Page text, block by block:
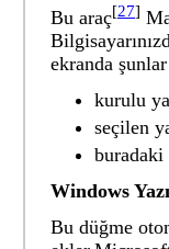
Bu araç[27]
ekranda
kurulu
seçilen
buradaki
Windows
Bu düğme